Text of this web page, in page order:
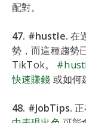
配對。
47. #hustle. 在
勢，而這種趨勢
TikTok。
快速賺錢 或如何
48. #JobTips.